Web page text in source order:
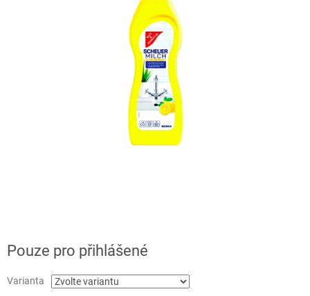
Pouze pro přihlášené
Varianta